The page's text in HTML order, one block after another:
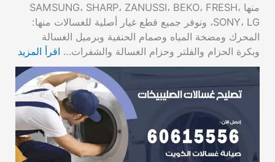
منها SAMSUNG، SHARP، ZANUSSI، BEKO، FRESH،
SONY، LG، ونوفر جميع قطع غيار أصلية للغسالات منها:
المحرك ومضخة المياه وصمام الحنفية وبرميل الغسالة
وبكرة الحزام والفلتر وحزام الغسالة والشفرات… اقرأ المزيد